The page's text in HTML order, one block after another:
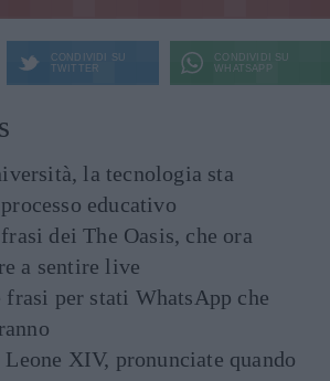
CONDIVIDI SU
TWITTER
CONDIVIDI SU
WHATSAPP
la tecnologia sta
educativo
dei The Oasis, che ora
a sentire live
per stati WhatsApp che
XIV, pronunciate quando